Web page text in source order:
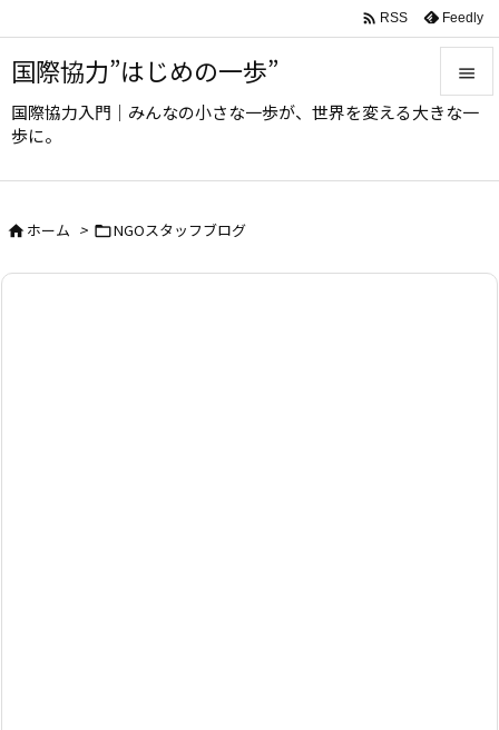
国際協力”はじめの一歩”
国際協力入門｜みんなの小さな一歩が、世界を変える大きな一
歩に。



 RSS Feedly
ホーム > NGOスタッフブログ